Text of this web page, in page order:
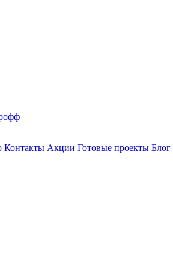
Контакты Акции Готовые проекты Блог